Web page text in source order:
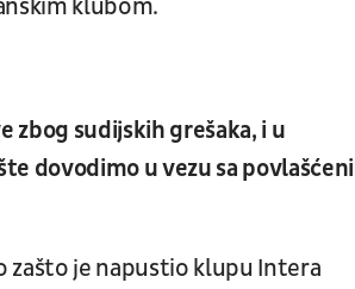
klubom.
zbog sudijskih grešaka, i u
dovodimo u vezu sa
zašto je napustio klupu Intera